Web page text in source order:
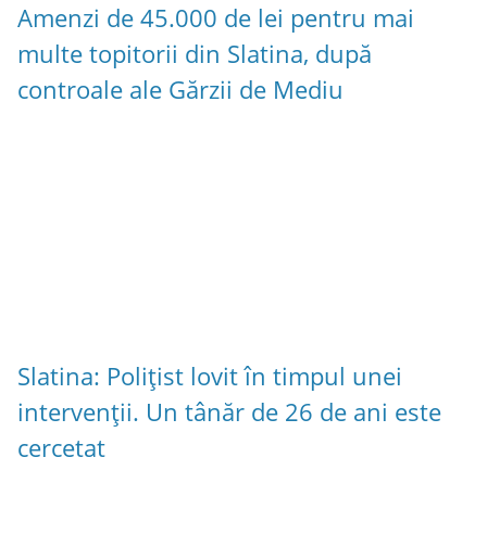
Amenzi de 45.000 de lei pentru mai
multe topitorii din Slatina, după
controale ale Gărzii de Mediu
Slatina: Polițist lovit în timpul unei
intervenții. Un tânăr de 26 de ani este
cercetat